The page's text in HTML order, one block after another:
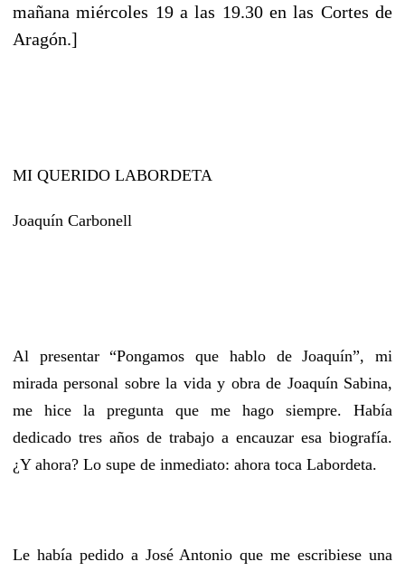
mañana miércoles 19 a las 19.30 en las Cortes de
Aragón.]
MI QUERIDO LABORDETA
Joaquín Carbonell
Al presentar “Pongamos que hablo de Joaquín”, mi
mirada personal sobre la vida y obra de Joaquín Sabina,
me hice la pregunta que me hago siempre. Había
dedicado tres años de trabajo a encauzar esa biografía.
¿Y ahora? Lo supe de inmediato: ahora toca Labordeta.
Le había pedido a José Antonio que me escribiese una